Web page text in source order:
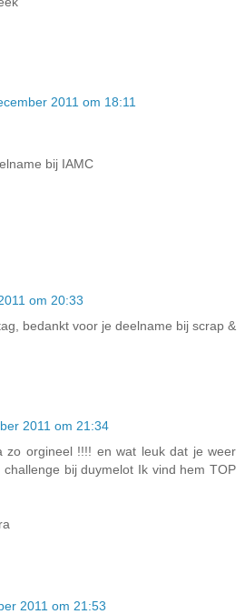
2011 om 18:11
bij IAMC
om 20:33
bedankt voor je deelname bij scrap &
2011 om 21:34
zo orgineel !!!! en wat leuk dat je weer
bij duymelot Ik vind hem TOP
2011 om 21:53